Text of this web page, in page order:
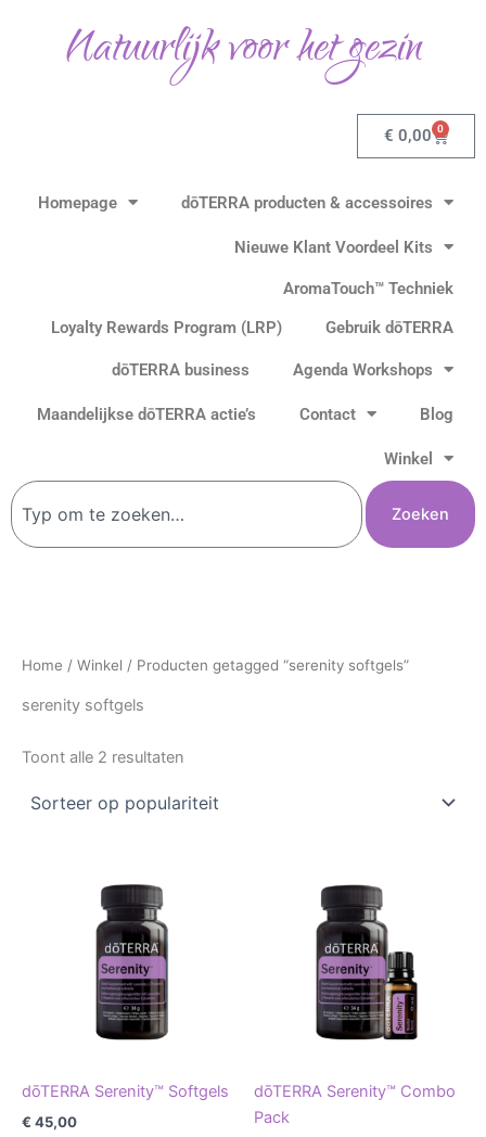
Natuurlijk voor het gezin
€ 0,00 0
Homepage dōTERRA producten & accessoires
Nieuwe Klant Voordeel Kits
AromaTouch™ Techniek
Loyalty Rewards Program (LRP)
Gebruik dōTERRA
dōTERRA business Agenda Workshops
Maandelijkse dōTERRA actie’s Contact Blog
Winkel
Zoeken
Zoeken
Home / Winkel / Producten getagged “serenity softgels”
serenity softgels
Toont alle 2 resultaten
op
populariteit
dōTERRA Serenity™ Softgels
€ 45,00
dōTERRA Serenity™ Combo
Pack